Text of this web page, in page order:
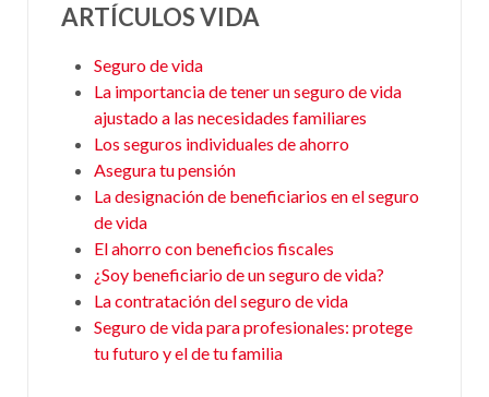
ARTÍCULOS VIDA
Seguro de vida
La importancia de tener un seguro de vida
ajustado a las necesidades familiares
Los seguros individuales de ahorro
Asegura tu pensión
La designación de beneficiarios en el seguro
de vida
El ahorro con beneficios fiscales
¿Soy beneficiario de un seguro de vida?
La contratación del seguro de vida
Seguro de vida para profesionales: protege
tu futuro y el de tu familia